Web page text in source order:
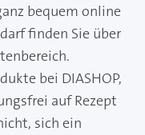
bequem online
finden Sie über
bei DIASHOP,
auf Rezept
sich ein